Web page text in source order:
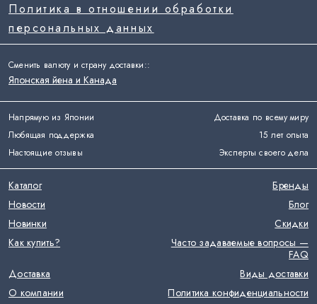
Напрямую из Японии
Доставка по всему миру
Любящая поддержка
15 лет опыта
Настоящие отзывы
Эксперты своего дела
Политика в отношении обработки
персональных данных
Каталог
Бренды
Новости
Блог
Новинки
Скидки
Как купить?
Часто задаваемые вопросы —
FAQ
Доставка
Виды доставки
О компании
Политика конфиденциальности
Сменить валюту и страну доставки::
Японская йена и Канада